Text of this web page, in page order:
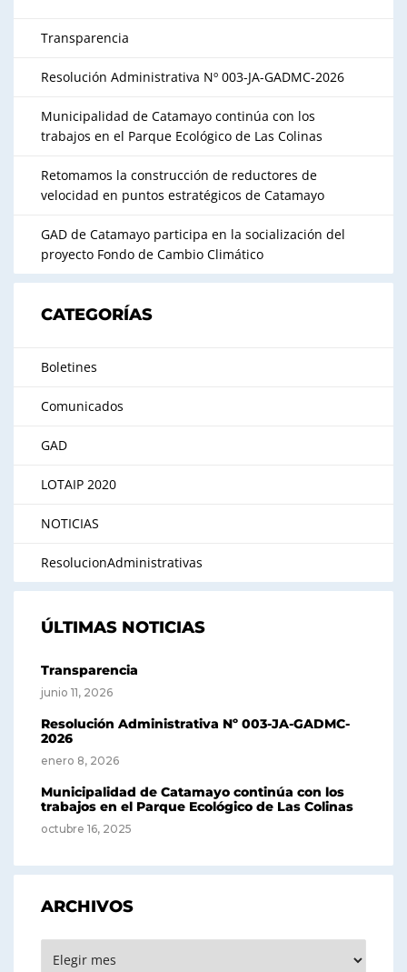
Transparencia
Resolución Administrativa Nº 003-JA-GADMC-2026
Municipalidad de Catamayo continúa con los
trabajos en el Parque Ecológico de Las Colinas
Retomamos la construcción de reductores de
velocidad en puntos estratégicos de Catamayo
GAD de Catamayo participa en la socialización del
proyecto Fondo de Cambio Climático
CATEGORÍAS
Boletines
Comunicados
GAD
LOTAIP 2020
NOTICIAS
ResolucionAdministrativas
ÚLTIMAS NOTICIAS
Transparencia
junio 11, 2026
Resolución Administrativa Nº 003-JA-GADMC-
2026
enero 8, 2026
Municipalidad de Catamayo continúa con los
trabajos en el Parque Ecológico de Las Colinas
octubre 16, 2025
ARCHIVOS